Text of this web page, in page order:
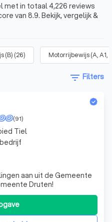
met in totaal 4,226 reviews
van 8.9. Bekijk, vergelijk &
(B) (26) Motorrijbewijs (A, A1,
filter_list Filters
(91)
aan uit de Gemeente
Druten!
Tiel